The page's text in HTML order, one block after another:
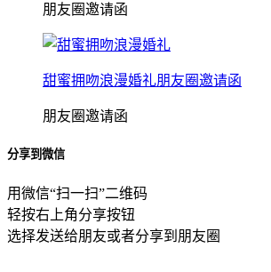
朋友圈邀请函
甜蜜拥吻浪漫婚礼朋友圈邀请函
朋友圈邀请函
分享到微信
用微信“扫一扫”二维码
轻按右上角分享按钮
选择发送给朋友或者分享到朋友圈